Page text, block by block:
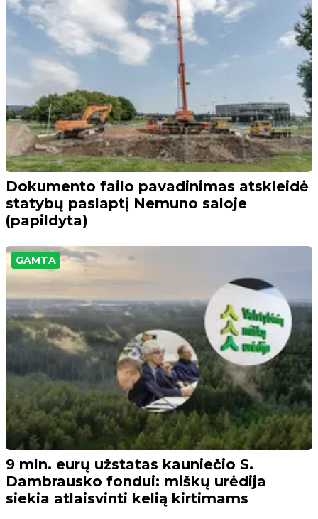
Dokumento failo pavadinimas atskleidė
statybų paslaptį Nemuno saloje
(papildyta)
GAMTA
9 mln. eurų užstatas kauniečio S.
Dambrausko fondui: miškų urėdija
siekia atlaisvinti kelią kirtimams